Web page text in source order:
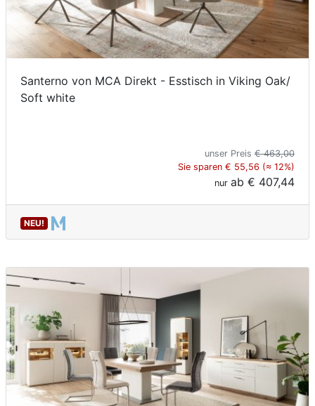
Santerno von MCA Direkt - Esstisch in Viking Oak/
Soft white
unser Preis € 463,00
Sie sparen € 55,56 (≈ 12%)
nur ab € 407,44
NEU!